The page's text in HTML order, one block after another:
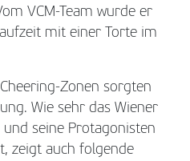
VCM-Team wurde er
mit einer Torte im
Zonen sorgten
Wie sehr das Wiener
seine Protagonisten
zeigt auch folgende